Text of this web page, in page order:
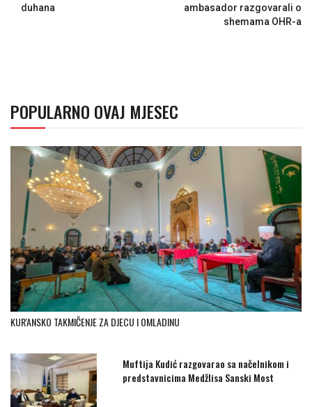
duhana
ambasador razgovarali o
shemama OHR-a
POPULARNO OVAJ MJESEC
KUR'ANSKO TAKMIČENJE ZA DJECU I OMLADINU
Muftija Kudić razgovarao sa načelnikom i
predstavnicima Medžlisa Sanski Most